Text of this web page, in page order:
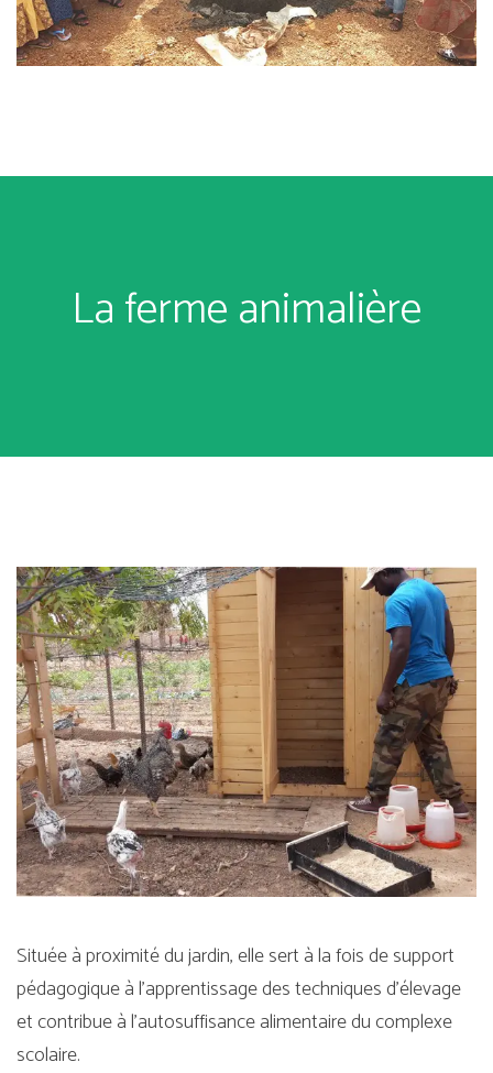
La ferme animalière
Située à proximité du jardin, elle sert à la fois de support
pédagogique à l’apprentissage des techniques d’élevage
et contribue à l’autosuffisance alimentaire du complexe
scolaire.